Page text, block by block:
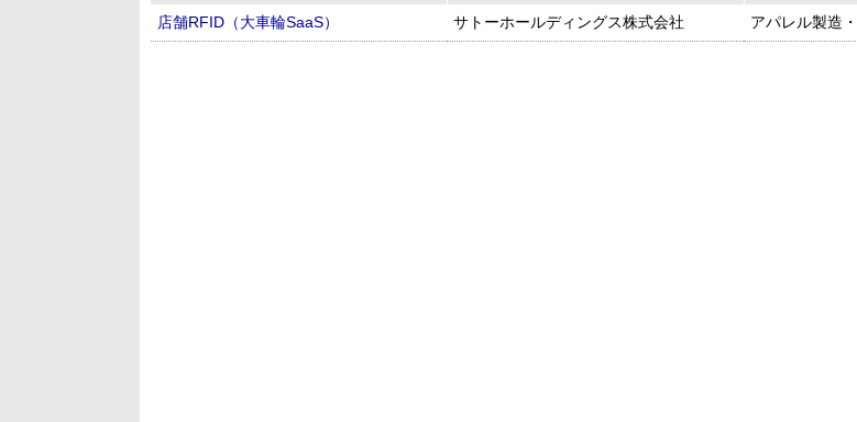
店舗RFID（大車輪SaaS）
サトーホールディングス株式会社 アパレル製造